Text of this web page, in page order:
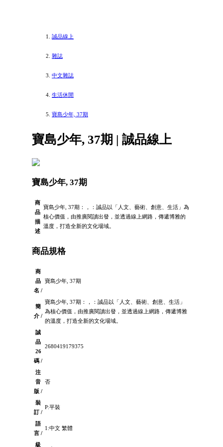
誠品線上
雜誌
中文雜誌
生活休閒
寶島少年, 37期
寶島少年, 37期 | 誠品線上
寶島少年, 37期
商
品
描
述
寶島少年, 37期：，：誠品以「人文、藝術、創意、生活」為
核心價值，由推廣閱讀出發，並透過線上網路，傳遞博雅的
溫度，打造全新的文化場域。
商品規格
商
品
名 /
寶島少年, 37期
簡
介 /
寶島少年, 37期：，：誠品以「人文、藝術、創意、生活」
為核心價值，由推廣閱讀出發，並透過線上網路，傳遞博雅
的溫度，打造全新的文化場域。
誠
品
26
碼 /
2680419179375
注
音
版 /
否
裝
訂 /
P:平裝
語
言 /
1:中文 繁體
級